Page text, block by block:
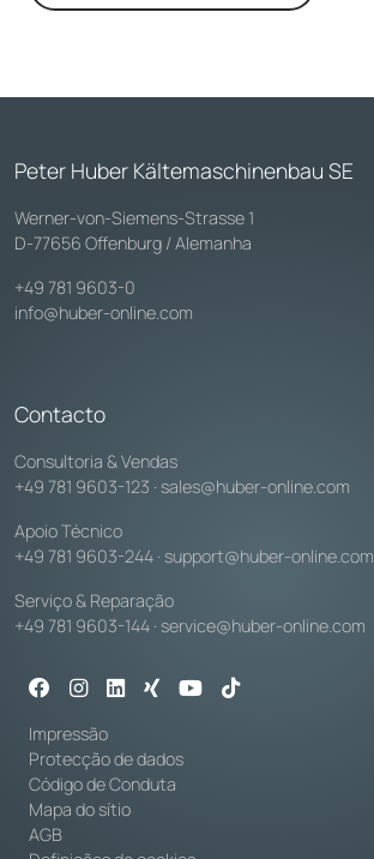
Peter Huber Kältemaschinenbau SE
Werner-von-Siemens-Strasse 1
D-77656 Offenburg / Alemanha
+49 781 9603-0
info@huber-online.com
Contacto
Consultoria & Vendas
+49 781 9603-123 · sales@huber-online.com
Apoio Técnico
+49 781 9603-244 · support@huber-online.com
Serviço & Reparação
+49 781 9603-144 · service@huber-online.com
Impressão
Protecção de dados
Código de Conduta
Mapa do sítio
AGB